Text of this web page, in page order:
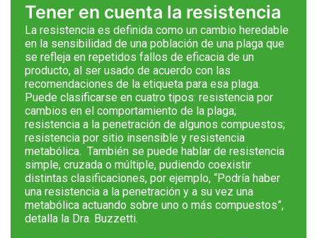
Tener en cuenta la resistencia
La resistencia es definida como un cambio heredable
en la sensibilidad de una población de una plaga que
se refleja en repetidos fallos de eficacia de un
producto, al ser usado de acuerdo con las
recomendaciones de la etiqueta para esa plaga.
Puede clasificarse en cuatro tipos: resistencia por
cambios en el comportamiento de la plaga;
resistencia a la penetración de algunos compuestos;
resistencia por sitio insensible y resistencia
metabólica. También se puede hablar de resistencia
simple, cruzada o múltiple, pudiendo coexistir
distintas clasificaciones, por ejemplo, “Podría haber
una resistencia a la penetración y a su vez una
metabólica actuando sobre uno o más compuestos”,
detalla la Dra. Buzzetti.